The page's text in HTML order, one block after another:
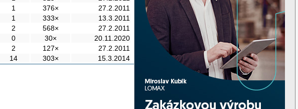
1 376×
27.2.2011
1 333×
13.3.2011
2 568×
27.2.2011
0 30×
20.11.2020
2 127×
27.2.2011
14 303× 15.3.2014